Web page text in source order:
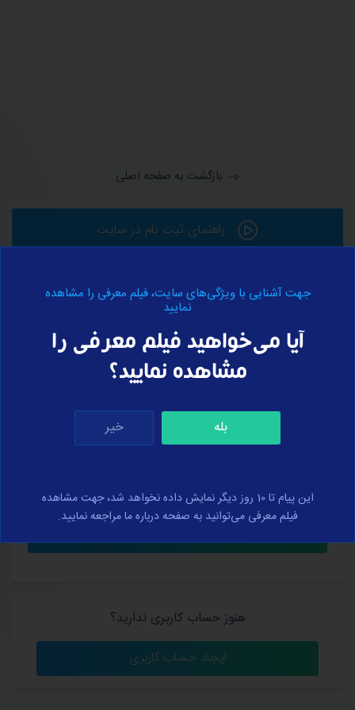
بازگشت به صفحه اصلی
راهنمای ثبت نام در سایت
ورود به حساب کاربری
کلمه عبور خود را فراموش کرده‌اید؟
هنوز حساب کاربری ندارید؟
ایجاد حساب کاربری
جهت آشنایی با ویژگی‌های سایت، فیلم معرفی را مشاهده
نمایید
آیا می‌خواهید فیلم معرفی را
مشاهده نمایید؟
بله خیر
این پیام تا 10 روز دیگر نمایش داده نخواهد شد، جهت مشاهده
فیلم معرفی می‌توانید به صفحه درباره ما مراجعه نمایید.